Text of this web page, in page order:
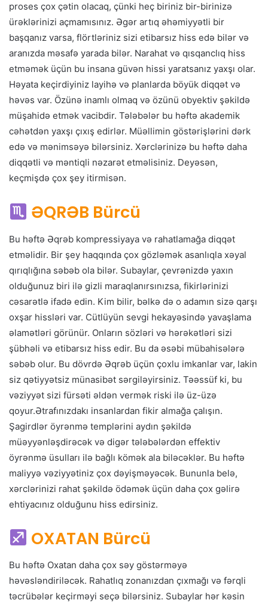
proses çox çətin olacaq, çünki heç biriniz bir-birinizə
ürəklərinizi açmamısınız. Əgər artıq əhəmiyyətli bir
başqanız varsa, flörtləriniz sizi etibarsız hiss edə bilər və
aranızda məsafə yarada bilər. Narahat və qısqanclıq hiss
etməmək üçün bu insana güvən hissi yaratsanız yaxşı olar.
Həyata keçirdiyiniz layihə və planlarda böyük diqqət və
həvəs var. Özünə inamlı olmaq və özünü obyektiv şəkildə
müşahidə etmək vacibdir. Tələbələr bu həftə akademik
cəhətdən yaxşı çıxış edirlər. Müəllimin göstərişlərini dərk
edə və mənimsəyə bilərsiniz. Xərclərinizə bu həftə daha
diqqətli və məntiqli nəzarət etməlisiniz. Deyəsən,
keçmişdə çox şey itirmisən.
ƏQRƏB Bürcü
Bu həftə Əqrəb kompressiyaya və rahatlamağa diqqət
etməlidir. Bir şey haqqında çox gözləmək asanlıqla xəyal
qırıqlığına səbəb ola bilər. Subaylar, çevrənizdə yaxın
olduğunuz biri ilə gizli maraqlanırsınızsa, fikirlərinizi
cəsarətlə ifadə edin. Kim bilir, bəlkə də o adamın sizə qarşı
oxşar hissləri var. Cütlüyün sevgi hekayəsində yavaşlama
əlamətləri görünür. Onların sözləri və hərəkətləri sizi
şübhəli və etibarsız hiss edir. Bu da əsəbi mübahisələrə
səbəb olur. Bu dövrdə Əqrəb üçün çoxlu imkanlar var, lakin
siz qətiyyətsiz münasibət sərgiləyirsiniz. Təəssüf ki, bu
vəziyyət sizi fürsəti əldən vermək riski ilə üz-üzə
qoyur.Ətrafınızdakı insanlardan fikir almağa çalışın.
Şagirdlər öyrənmə templərini aydın şəkildə
müəyyənləşdirəcək və digər tələbələrdən effektiv
öyrənmə üsulları ilə bağlı kömək ala biləcəklər. Bu həftə
maliyyə vəziyyətiniz çox dəyişməyəcək. Bununla belə,
xərclərinizi rahat şəkildə ödəmək üçün daha çox gəlirə
ehtiyacınız olduğunu hiss edirsiniz.
OXATAN Bürcü
Bu həftə Oxatan daha çox səy göstərməyə
həvəsləndiriləcək. Rahatlıq zonanızdan çıxmağı və fərqli
təcrübələr keçirməyi seçə bilərsiniz. Subaylar hər kəsin